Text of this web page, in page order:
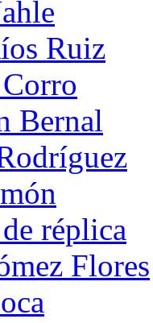
Ruiz
Bernal
réplica
Flores